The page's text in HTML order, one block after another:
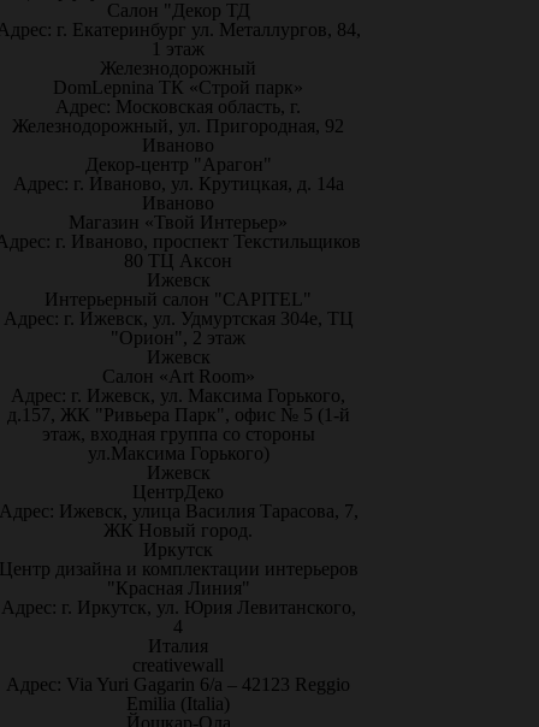
Салон "Декор ТД
г. Екатеринбург ул. Металлургов, 84,
1 этаж
Железнодорожный
DomLepnina ТК «Строй парк»
Адрес: Московская область, г.
Железнодорожный, ул. Пригородная, 92
Иваново
Декор-центр "Арагон"
Адрес: г. Иваново, ул. Крутицкая, д. 14а
Иваново
Магазин «Твой Интерьер»
г. Иваново, проспект Текстильщиков
80 ТЦ Аксон
Ижевск
Интерьерный салон "CAPITEL"
Адрес: г. Ижевск, ул. Удмуртская 304е, ТЦ
"Орион", 2 этаж
Ижевск
Салон «Art Room»
Адрес: г. Ижевск, ул. Максима Горького,
д.157, ЖК "Ривьера Парк", офис № 5 (1-й
этаж, входная группа со стороны
ул.Максима Горького)
Ижевск
ЦентрДеко
Ижевск, улица Василия Тарасова, 7,
ЖК Новый город.
Иркутск
дизайна и комплектации интерьеров
"Красная Линия"
Адрес: г. Иркутск, ул. Юрия Левитанского,
4
Италия
creativewall
Адрес: Via Yuri Gagarin 6/a – 42123 Reggio
Emilia (Italia)
Йошкар-Ола